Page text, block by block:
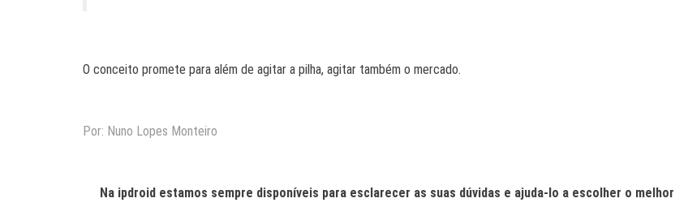
O conceito promete para além de agitar a pilha, agitar também o mercado.
Por: Nuno Lopes Monteiro
Na ipdroid estamos sempre disponíveis para esclarecer as suas dúvidas e ajuda-lo a escolher o melhor